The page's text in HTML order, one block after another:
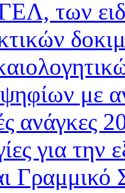
των
με
ανάγκες
για
Γραμμικό